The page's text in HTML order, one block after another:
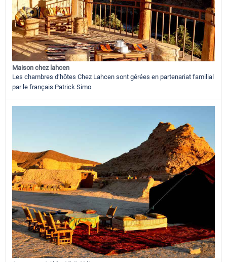
Maison chez lahcen
Les chambres d’hôtes Chez Lahcen sont gérées en partenariat familial
par le français Patrick Simo